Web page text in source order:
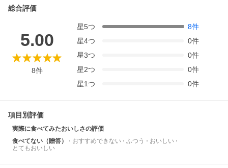
総合評価
5.00
8件
星5つ 8件
星4つ 0件
星3つ 0件
星2つ 0件
星1つ 0件
項目別評価
実際に食べてみたおいしさの評価
食べてない（贈答）
おすすめできない ふつう
おいしい
とてもおいしい